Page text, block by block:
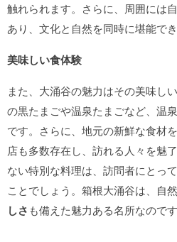
触れられます。さらに、周囲には
あり、文化と自然を同時に堪能でき
美味しい食体験
また、大涌谷の魅力はその美味し
の黒たまごや温泉たまごなど、温
です。さらに、地元の新鮮な食材
店も多数存在し、訪れる人々を魅
ない特別な料理は、訪問者にとっ
ことでしょう。箱根大涌谷は、自
しさ も備えた魅力ある名所なのです